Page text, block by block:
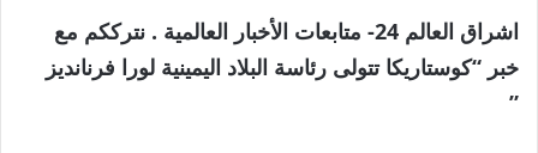
اشراق العالم 24- متابعات الأخبار العالمية . نترككم مع
خبر “كوستاريكا تتولى رئاسة البلاد اليمينية لورا فرنانديز
”